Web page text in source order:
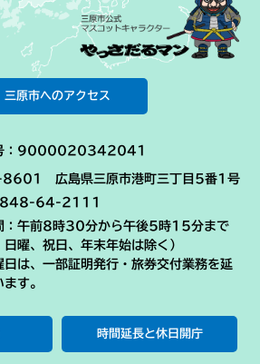
三原市へのアクセス
：9000020342041
広島県三原市港町三丁目5番1号
64-2111
：午前8時30分から午後5時15分まで
日曜、祝日、年末年始は除く）
日は、一部証明発行・旅券交付業務を延
す。
時間延長と休日開庁